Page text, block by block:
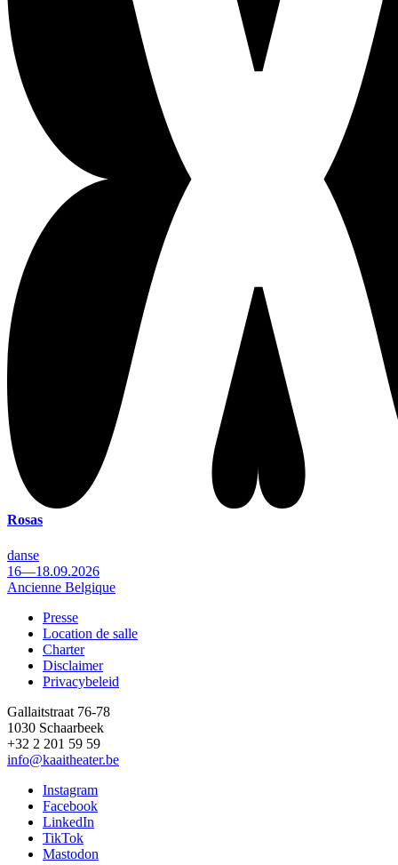
Rosas
danse
16—18.09.2026
Ancienne Belgique
Footer
Presse
Location de salle
Charter
Disclaimer
Privacybeleid
Gallaitstraat 76-78
1030 Schaarbeek
+32 2 201 59 59
info@kaaitheater.be
Instagram
Facebook
LinkedIn
TikTok
Mastodon